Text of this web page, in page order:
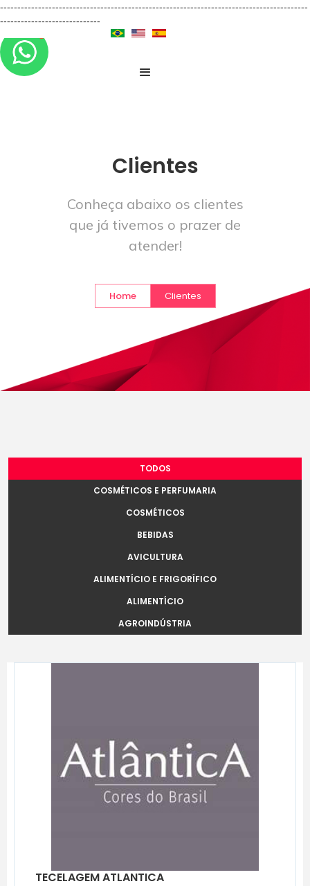
-----------------------------------------------------------------------------------------
-----------------------------
Clientes
Conheça abaixo os clientes
que já tivemos o prazer de
atender!
Home Clientes
TODOS
COSMÉTICOS E PERFUMARIA
COSMÉTICOS
BEBIDAS
AVICULTURA
ALIMENTÍCIO E FRIGORÍFICO
ALIMENTÍCIO
AGROINDÚSTRIA
TECELAGEM ATLANTICA